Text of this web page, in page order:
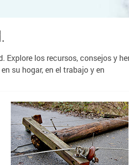
Explore los recursos, consejos y
su hogar, en el trabajo y en